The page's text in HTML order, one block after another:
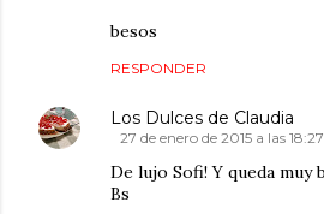
besos
RESPONDER
Los Dulces de Claudia
27 de enero de 2015 a las 18:27
De lujo Sofi! Y queda muy
Bs